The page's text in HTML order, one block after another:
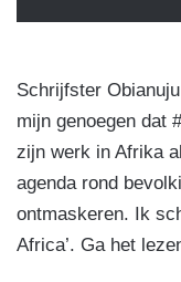
Schrijfster
mijn genoegen dat
zijn werk in Afrika
agenda rond
ontmaskeren. Ik
Africa’. Ga het